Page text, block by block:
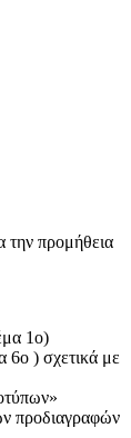
την προμήθεια
1ο)
6ο ) σχετικά με
προδιαγραφών